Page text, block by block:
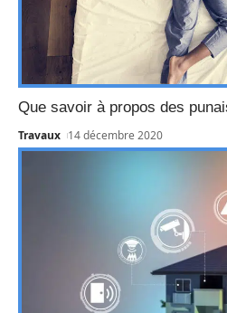
Que savoir à propos des
Travaux 14 décembre 2020